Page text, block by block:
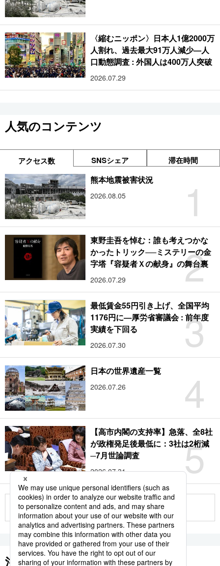
〈縮むニッポン〉日本人1億2000万
人割れ、過去最大91万人減少―人
口動態調査 : 外国人は400万人突破
2026.07.29
人気のコンテンツ
アクセス数 SNSシェア 滞在時間
1
熊本地震被害状況
2026.08.05
2
東野圭吾を悼む：誰も考えつかな
かったトリック──ミステリーの金
字塔『容疑者Ｘの献身』の舞台裏
2026.07.29
3
最低賃金55円引き上げ、全国平均
1176円に―厚労省審議会 : 前年度
実績を下回る
2026.07.30
4
日本の世界遺産一覧
2026.07.26
5
【高市内閣の支持率】急落、全8社
が政権発足後最低に：3社は2桁減
─7月世論調査
2026.07.31
もっと見る
注目のキーワード